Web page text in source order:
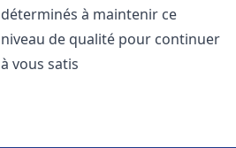
déterminés à maintenir ce
niveau de qualité pour continuer
à vous satis